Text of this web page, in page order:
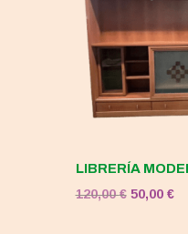
LIBRERÍA
120,00€ El
50,00 €El